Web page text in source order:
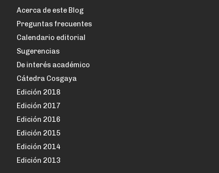
Acerca de este Blog
Preguntas frecuentes
Calendario editorial
Sugerencias
De interés académico
Cátedra Cosgaya
Edición 2018
Edición 2017
Edición 2016
Edición 2015
Edición 2014
Edición 2013